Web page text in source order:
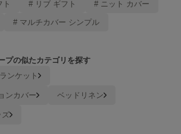
# リブ ギフト # ニット カバー
# マルチカバー シンプル
プの似たカテゴリを探す
ンケット
ンカバー
ベッドリネン